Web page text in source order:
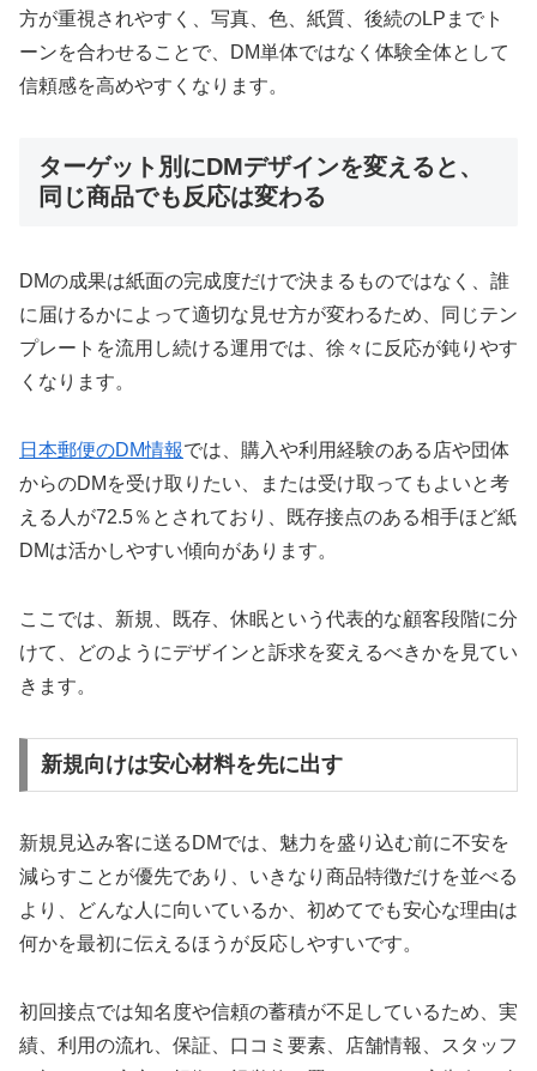
方が重視されやすく、写真、色、紙質、後続のLPまでト
ーンを合わせることで、DM単体ではなく体験全体として
信頼感を高めやすくなります。
ターゲット別にDMデザインを変えると、
同じ商品でも反応は変わる
DMの成果は紙面の完成度だけで決まるものではなく、誰
に届けるかによって適切な見せ方が変わるため、同じテン
プレートを流用し続ける運用では、徐々に反応が鈍りやす
くなります。
日本郵便のDM情報では、購入や利用経験のある店や団体
からのDMを受け取りたい、または受け取ってもよいと考
える人が72.5％とされており、既存接点のある相手ほど紙
DMは活かしやすい傾向があります。
ここでは、新規、既存、休眠という代表的な顧客段階に分
けて、どのようにデザインと訴求を変えるべきかを見てい
きます。
新規向けは安心材料を先に出す
新規見込み客に送るDMでは、魅力を盛り込む前に不安を
減らすことが優先であり、いきなり商品特徴だけを並べる
より、どんな人に向いているか、初めてでも安心な理由は
何かを最初に伝えるほうが反応しやすいです。
初回接点では知名度や信頼の蓄積が不足しているため、実
績、利用の流れ、保証、口コミ要素、店舗情報、スタッフ